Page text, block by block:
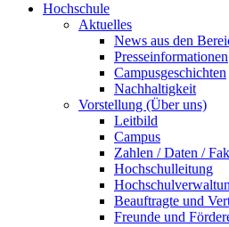
Hochschule
Aktuelles
News aus den
Presseinformationen
Campusgeschichten
Nachhaltigkeit
Vorstellung (Über uns)
Leitbild
Campus
Zahlen / Daten /
Hochschulleitung
Beauftragte und
Freunde und